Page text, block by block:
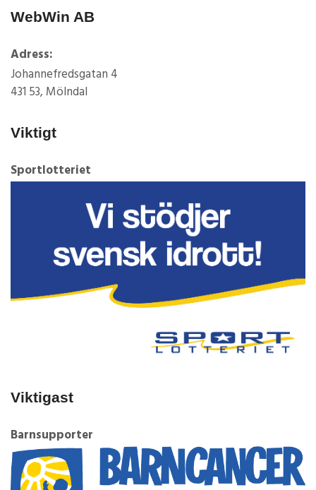
WebWin AB
Adress:
Johannefredsgatan 4
431 53, Mölndal
Viktigt
Sportlotteriet
Viktigast
Barnsupporter